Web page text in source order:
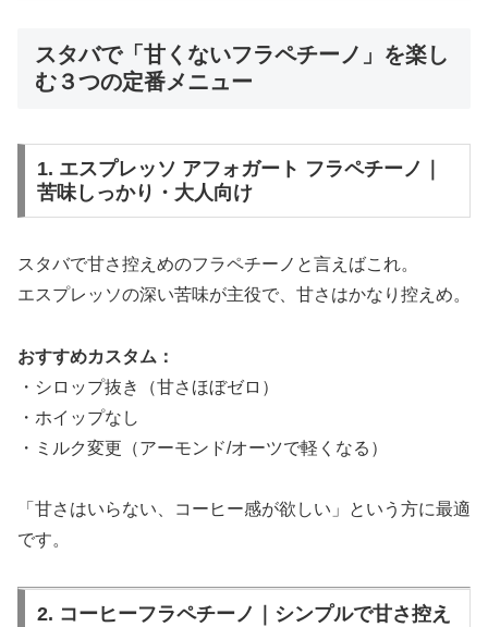
スタバで「甘くないフラペチーノ」を楽し
む３つの定番メニュー
1. エスプレッソ アフォガート フラペチーノ｜
苦味しっかり・大人向け
スタバで甘さ控えめのフラペチーノと言えばこれ。
エスプレッソの深い苦味が主役で、甘さはかなり控えめ。
おすすめカスタム：
・シロップ抜き（甘さほぼゼロ）
・ホイップなし
・ミルク変更（アーモンド/オーツで軽くなる）
「甘さはいらない、コーヒー感が欲しい」という方に最適
です。
2. コーヒーフラペチーノ｜シンプルで甘さ控え